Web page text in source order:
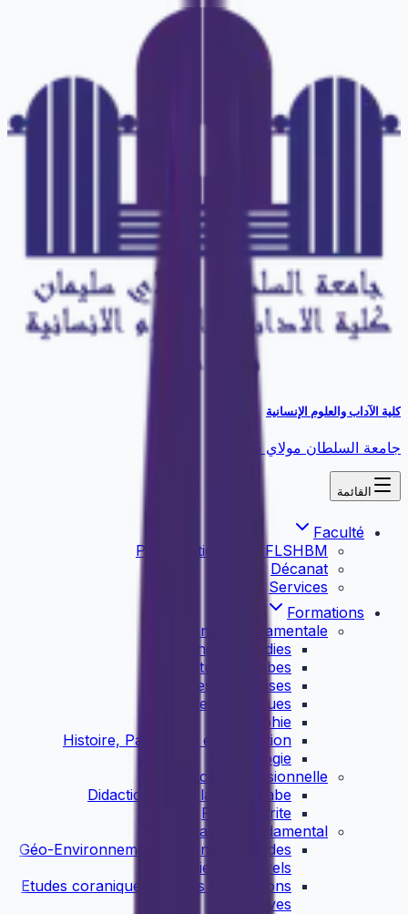
كلية الآداب والعلوم الإنسانية
جامعة السلطان مولاي سليمان
القائمة
Faculté
Présentation de la FLSHBM
Décanat
Services
Formations
Licence Fondamentale
English Studies
Etudes Arabes
Etudes Françaises
Etudes Islamiques
Géographie
Histoire, Patrimoine et Civilisation
Sociolologie
Licence Professionnelle
Didactique de la langue arabe
Presse écrite
Master Fondamental
Géo-Environnement et Dynamique des
Milieux Naturels
Etudes coraniques et leurs applications
cognitives